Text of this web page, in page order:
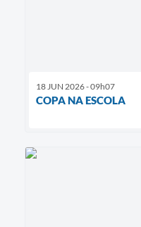
18 JUN 2026 - 09h07
COPA NA ESCOLA